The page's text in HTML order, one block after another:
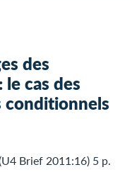
des
cas des
Brief 2011:16) 5 p.